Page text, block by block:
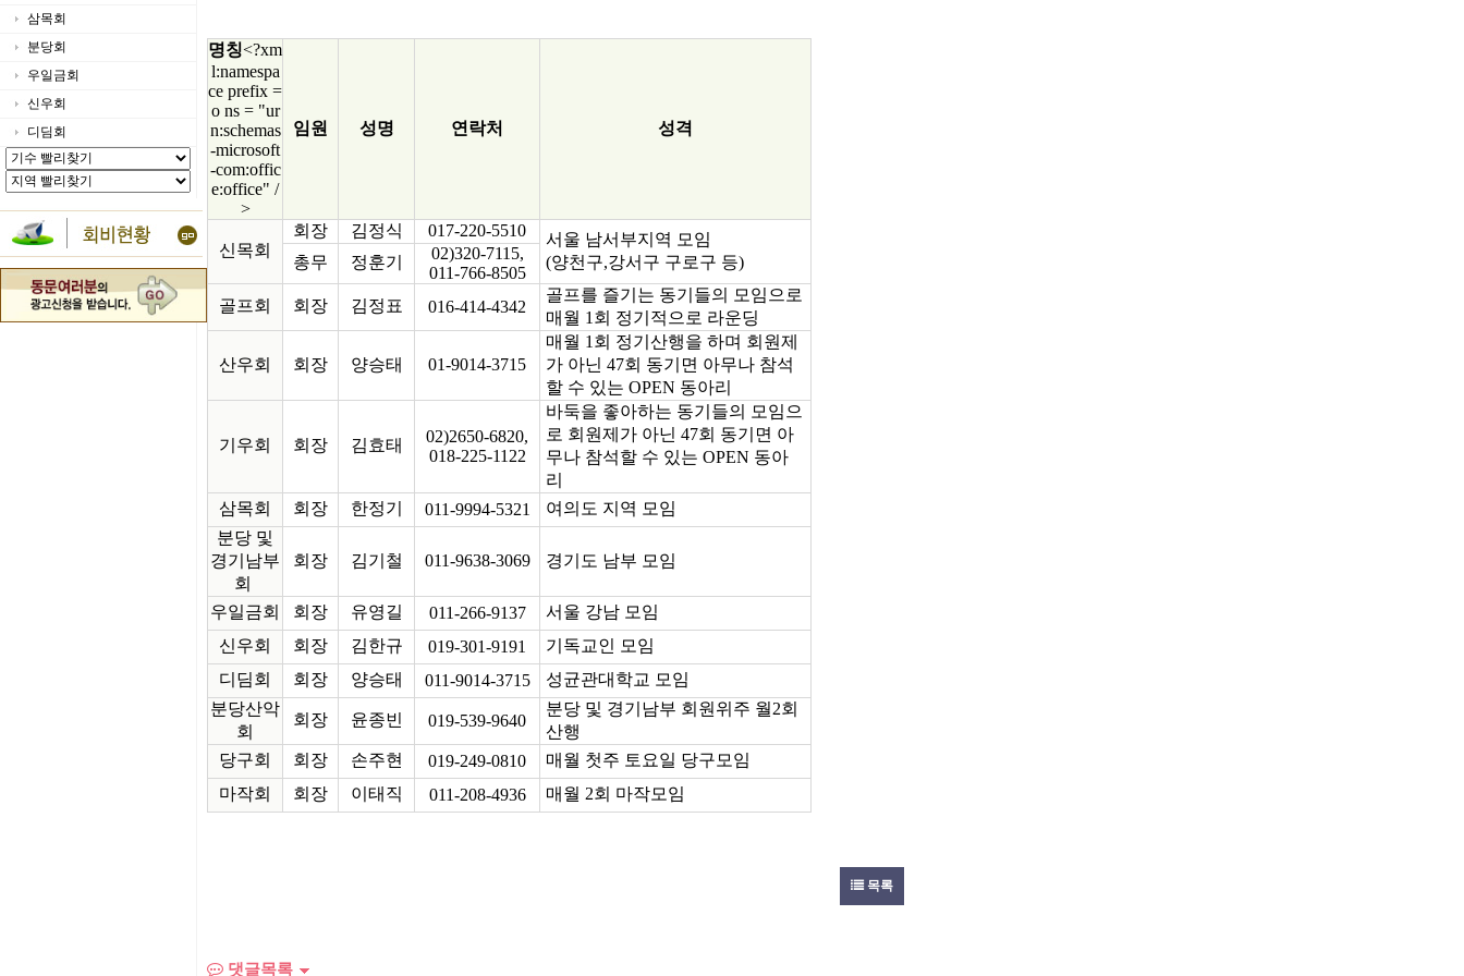
삼목회
분당회
우일금회
신우회
디딤회
명칭<?xm
l:namespa
ce prefix =
o ns = "ur
n:schemas
-microsoft
-com:offic
e:office" /
>
임원 성명 연락처 성격
신목회
회장 김정식 017-220-5510
서울 남서부지역 모임
(양천구,강서구 구로구 등)
총무 정훈기
02)320-7115,
011-766-8505
골프회
회장 김정표 016-414-4342
골프를 즐기는 동기들의 모임으로
매월 1 회 정기적으로 라운딩
산우회 회장 양승태 01-9014-3715
매월 1 회 정기산행을 하며 회원제
가 아닌 47회 동기면 아무나 참석
할 수 있는 OPEN 동아리
기우회 회장 김효태
02)2650-6820,
018-225-1122
바둑을 좋아하는 동기들의 모임으
로 회원제가 아닌 47회 동기면 아
무나 참석할 수 있는 OPEN 동아
리
삼목회
회장 한정기 011-9994-5321
여의도 지역 모임
분당 및
경기남부
회
회장 김기철 011-9638-3069 경기도 남부 모임
우일금회 회장 유영길 011-266-9137
서울 강남 모임
신우회
회장 김한규 019-301-9191
기독교인 모임
디딤회
회장 양승태 011-9014-3715
성균관대학교 모임
분당산악
회
회장 윤종빈 019-539-9640
분당 및 경기남부 회원위주 월2회
산행
당구회
회장 손주현 019-249-0810
매월 첫주 토요일 당구모임
마작회
회장 이태직 011-208-4936 매월 2회 마작모임
목록
댓글목록